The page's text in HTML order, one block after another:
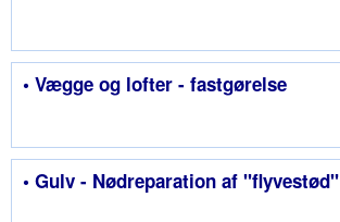
• Vægge og lofter - fastgørelse
• Gulv - Nødreparation af "flyvestød"